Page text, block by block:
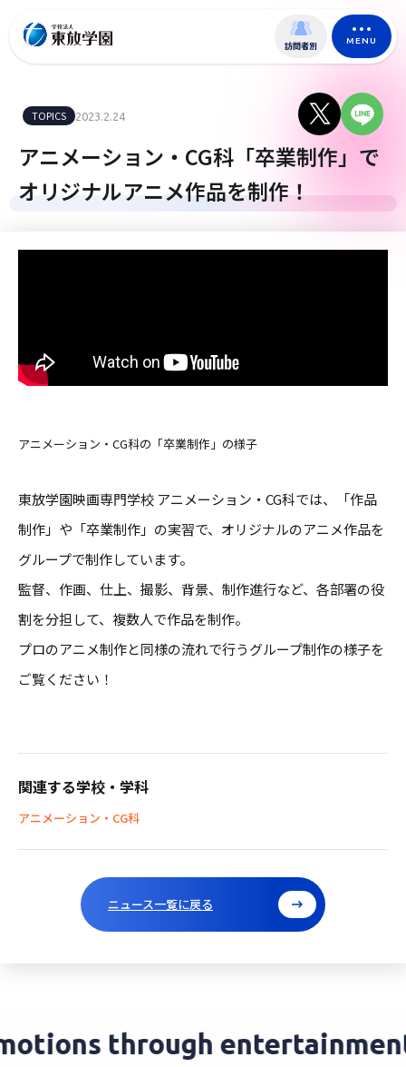
訪問者別 MENU
TOPICS 2023.2.24
アニメーション・CG科「卒業制作」で
オリジナルアニメ作品を制作！
アニメーション・CG科の「卒業制作」の様子
東放学園映画専門学校 アニメーション・CG科では、「作品
制作」や「卒業制作」の実習で、オリジナルのアニメ作品を
グループで制作しています。
監督、作画、仕上、撮影、背景、制作進行など、各部署の役
割を分担して、複数人で作品を制作。
プロのアニメ制作と同様の流れで行うグループ制作の様子を
ご覧ください！
関連する学校・学科
アニメーション・CG科
ニュース一覧に戻る
through